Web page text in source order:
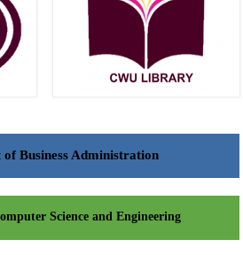
Business Administration
Science and Engineering